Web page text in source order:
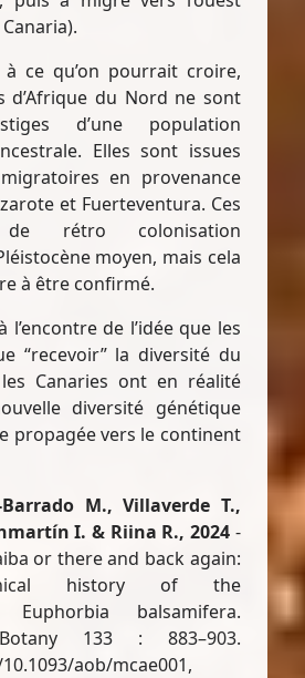
ce qu’on pourrait croire,
d’Afrique du Nord ne sont
d’une population
Elles sont issues
migratoires en provenance
et Fuerteventura. Ces
de rétro colonisation
moyen, mais cela
à être confirmé.
l’encontre de l’idée que les
“recevoir” la diversité du
Canaries ont en réalité
diversité génétique
propagée vers le continent
M., Villaverde T.,
I. & Riina R., 2024-
or there and back again:
history of the
Euphorbia balsamifera.
133 : 883–903.
aob/mcae001,